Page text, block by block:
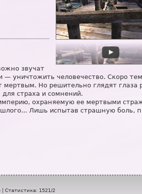
звучат
— уничтожить человечество. Скоро
мертвым. Но решительно глядят глаза
страха и сомнений.
охраняемую ее мертвыми
Лишь испытав страшную боль,
Статистика: 1521/2